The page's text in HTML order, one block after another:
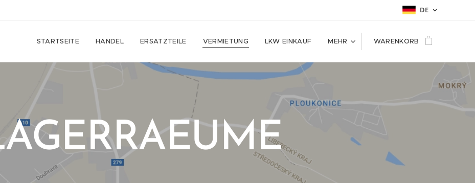
DE
STARTSEITE HANDEL ERSATZTEILE VERMIETUNG LKW EINKAUF MEHR WARENKORB